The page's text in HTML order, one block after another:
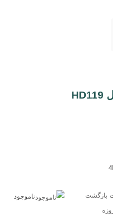
ناموجود